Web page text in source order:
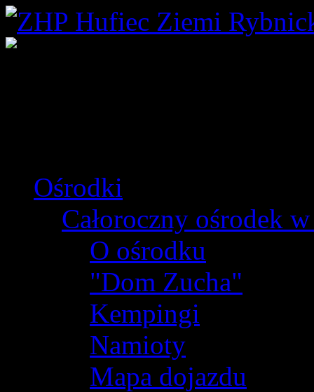
Ośrodki
Całoroczny ośrodek
O ośrodku
"Dom Zucha"
Kempingi
Namioty
Mapa dojazdu